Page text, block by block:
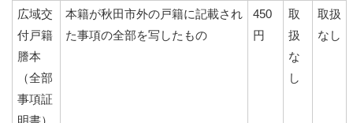
広域交
付戸籍
謄本
（全部
事項証
明書）
本籍が秋田市外の戸籍に記載され
た事項の全部を写したもの
450
円
取
扱
な
し
取扱
なし